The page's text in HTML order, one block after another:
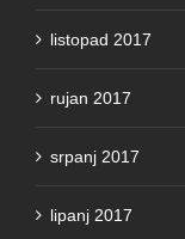
listopad 2017
rujan 2017
srpanj 2017
lipanj 2017